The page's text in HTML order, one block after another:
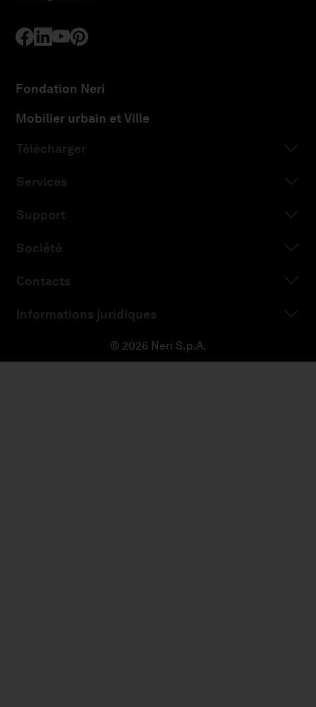
Fondation Neri
Mobilier urbain et Ville
Télécharger
Services
Support
Société
Contacts
Informations juridiques
© 2026 Neri S.p.A.